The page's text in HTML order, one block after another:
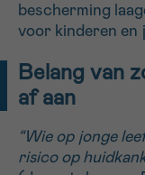
bescherming
voor kinderen en
Belang van
af aan
“Wie op jonge
risico op
Sturen